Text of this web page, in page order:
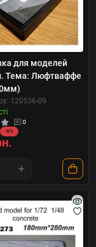
для моделей
Тема: Люфтваффе
120536-09
0
-6%